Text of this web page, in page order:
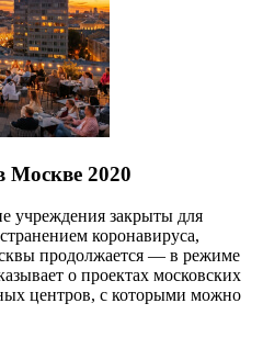
Москве 2020
учреждения закрыты для
коронавируса,
продолжается — в режиме
о проектах московских
центров, с которыми можно